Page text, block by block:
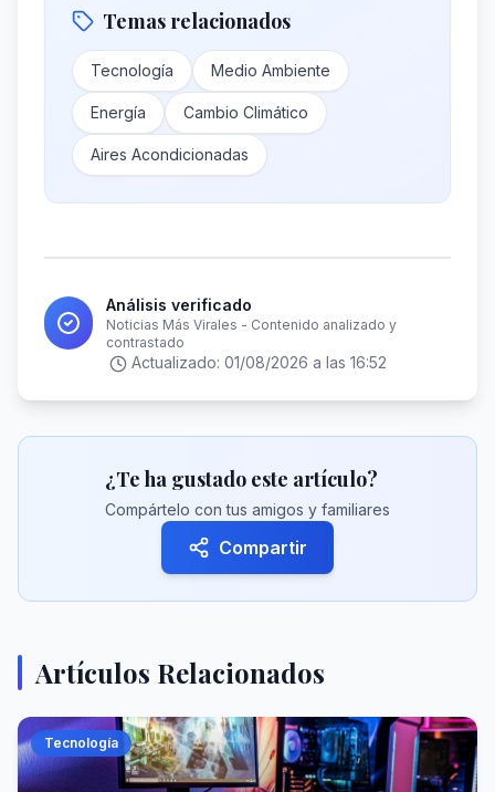
Temas relacionados
Tecnología Medio Ambiente
Energía Cambio Climático
Aires Acondicionadas
Análisis verificado
Noticias Más Virales - Contenido analizado y
contrastado
Actualizado: 01/08/2026 a las 16:52
¿Te ha gustado este artículo?
Compártelo con tus amigos y familiares
Compartir
Artículos Relacionados
Tecnología